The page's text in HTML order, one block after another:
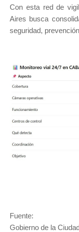
Con esta red de
Aires busca
seguridad,
Fuente:
Gobierno de la